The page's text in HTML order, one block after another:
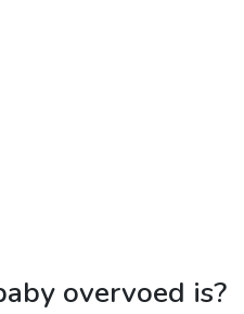
overvoed is?